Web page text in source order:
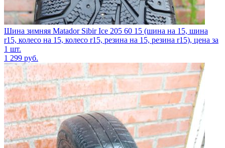
Шина зимняя Matador Sibir Ice 205 60 15 (шина на 15, шина
r15, колесо на 15, колесо r15, резина на 15, резина r15), цена за
1 шт.
1 299 руб.